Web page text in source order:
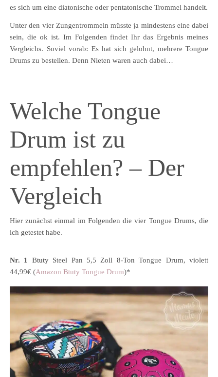
es sich um eine diatonische oder pentatonische Trommel handelt.
Unter den vier Zungentrommeln müsste ja mindestens eine dabei
sein, die ok ist. Im Folgenden findet Ihr das Ergebnis meines
Vergleichs. Soviel vorab: Es hat sich gelohnt, mehrere Tongue
Drums zu bestellen. Denn Nieten waren auch dabei…
Welche Tongue
Drum ist zu
empfehlen? – Der
Vergleich
Hier zunächst einmal im Folgenden die vier Tongue Drums, die
ich getestet habe.
Nr. 1
Btuty Steel Pan 5,5 Zoll 8-Ton Tongue Drum, violett
44,99€ (Amazon Btuty Tongue Drum)*